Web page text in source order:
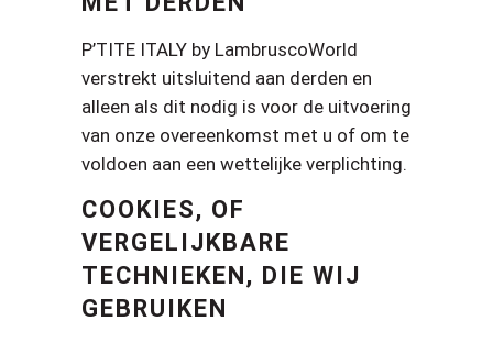
P’TITE ITALY by LambruscoWorld
verstrekt uitsluitend aan derden en
alleen als dit nodig is voor de uitvoering
van onze overeenkomst met u of om te
voldoen aan een wettelijke verplichting.
COOKIES, OF
VERGELIJKBARE
TECHNIEKEN, DIE WIJ
GEBRUIKEN